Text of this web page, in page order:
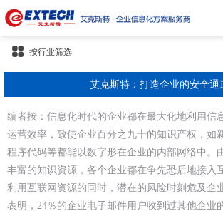
按行业筛选
艾克斯特：打造企业的安全通
编者按：信息化时代的企业都在最大化地利用信
运营效率，致使企业百分之九十的知识产权，如
程序代码等都能以数字形在企业的内部网络中。
丰富的知识资源，各个企业都在争先恐后地接入
利用互联网资源的同时，潜在的风险时刻危及企
表明，24％的企业电子邮件用户收到过其他企业